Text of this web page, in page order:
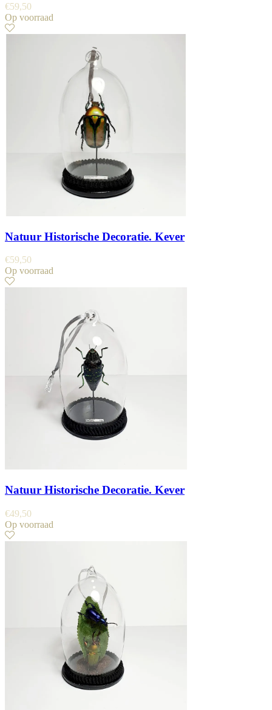
€59,50
Op voorraad
Natuur Historische Decoratie. Kever
€59,50
Op voorraad
Natuur Historische Decoratie. Kever
€49,50
Op voorraad